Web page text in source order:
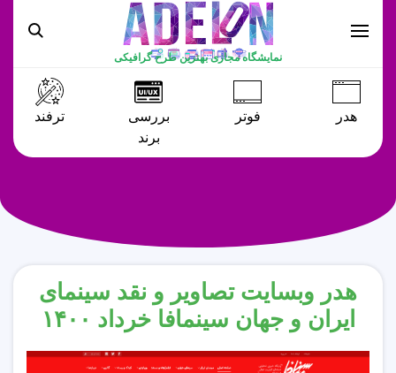
نمایشگاه مجازی بهترین طرح گرافیکی
هدر فوتر
بررسی
برند
ترفند
هدر وبسایت تصاویر و نقد سینمای
ایران و جهان سینمافا خرداد ۱۴۰۰